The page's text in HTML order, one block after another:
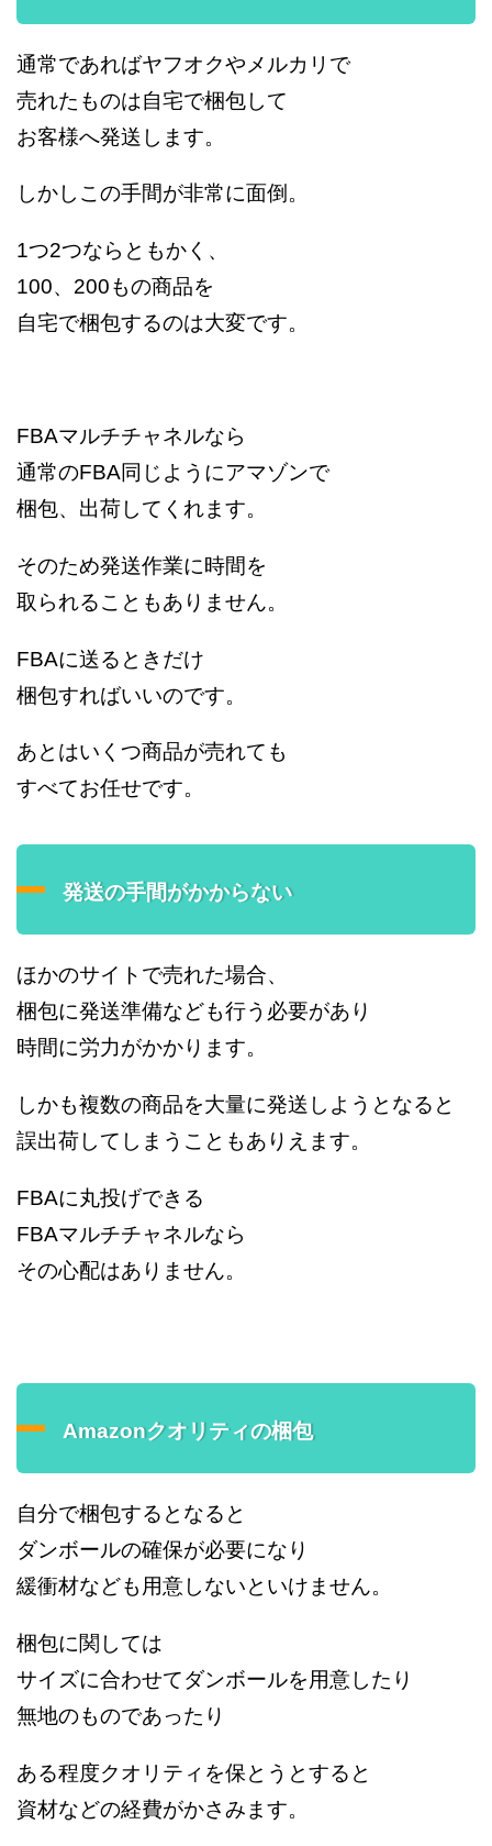
通常であればヤフオクやメルカリで
売れたものは自宅で梱包して
お客様へ発送します。
しかしこの手間が非常に面倒。
1つ2つならともかく、
100、200もの商品を
自宅で梱包するのは大変です。
FBAマルチチャネルなら
通常のFBA同じようにアマゾンで
梱包、出荷してくれます。
そのため発送作業に時間を
取られることもありません。
FBAに送るときだけ
梱包すればいいのです。
あとはいくつ商品が売れても
すべてお任せです。
発送の手間がかからない
ほかのサイトで売れた場合、
梱包に発送準備なども行う必要があり
時間に労力がかかります。
しかも複数の商品を大量に発送しようとなると
誤出荷してしまうこともありえます。
FBAに丸投げできる
FBAマルチチャネルなら
その心配はありません。
Amazonクオリティの梱包
自分で梱包するとなると
ダンボールの確保が必要になり
緩衝材なども用意しないといけません。
梱包に関しては
サイズに合わせてダンボールを用意したり
無地のものであったり
ある程度クオリティを保とうとすると
資材などの経費がかさみます。